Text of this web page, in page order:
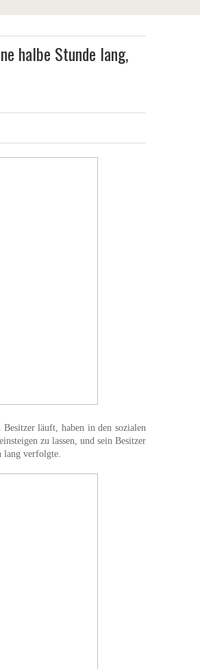
halbe Stunde lang,
läuft, haben in den sozialen
zu lassen, und sein Besitzer
lang verfolgte.